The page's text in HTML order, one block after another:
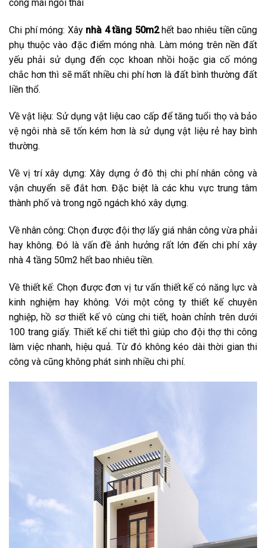
công mái ngói thái
Chi phí móng: Xây nhà 4 tầng 50m2hết bao nhiêu tiền cũng
phụ thuộc vào đặc điểm móng nhà. Làm móng trên nền đất
yếu phải sử dụng đến cọc khoan nhồi hoặc gia cố móng
chắc hơn thì sẽ mất nhiều chi phí hơn là đất bình thường đất
liền thổ.
Về vật liệu: Sử dụng vật liệu cao cấp để tăng tuổi thọ và bảo
vệ ngôi nhà sẽ tốn kém hơn là sử dụng vật liệu rẻ hay bình
thường.
Về vị trí xây dựng: Xây dựng ở đô thị chi phí nhân công và
vận chuyển sẽ đắt hơn. Đặc biệt là các khu vực trung tâm
thành phố và trong ngõ ngách khó xây dựng.
Về nhân công: Chọn được đội thợ lấy giá nhân công vừa phải
hay không. Đó là vấn đề ảnh hưởng rất lớn đến chi phí xây
nhà 4 tầng 50m2 hết bao nhiêu tiền.
Về thiết kế: Chọn được đơn vị tư vấn thiết kế có năng lực và
kinh nghiệm hay không. Với một công ty thiết kế chuyên
nghiệp, hồ sơ thiết kế vô cùng chi tiết, hoàn chỉnh trên dưới
100 trang giấy. Thiết kế chi tiết thì giúp cho đội thợ thi công
làm việc nhanh, hiệu quả. Từ đó không kéo dài thời gian thi
công và cũng không phát sinh nhiều chi phí.